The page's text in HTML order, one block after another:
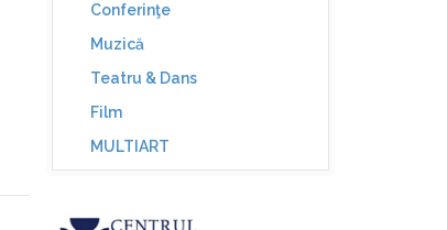
Conferinţe
Muzică
Teatru & Dans
Film
MULTIART